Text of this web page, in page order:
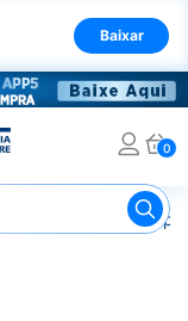
Baixar
0